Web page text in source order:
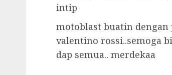
intip
motoblast buatin dengan
valentino rossi..semoga
dap semua.. merdekaa